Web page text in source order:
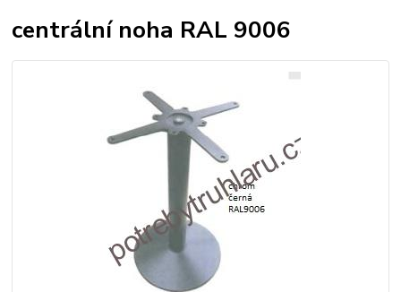
centrální noha RAL 9006